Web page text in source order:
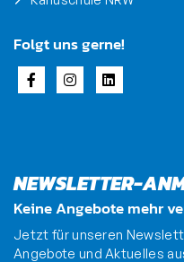
Folgt uns gerne!
NEWSLETTER-
Keine Angebote mehr
Jetzt für unseren
Angebote und Aktuelles